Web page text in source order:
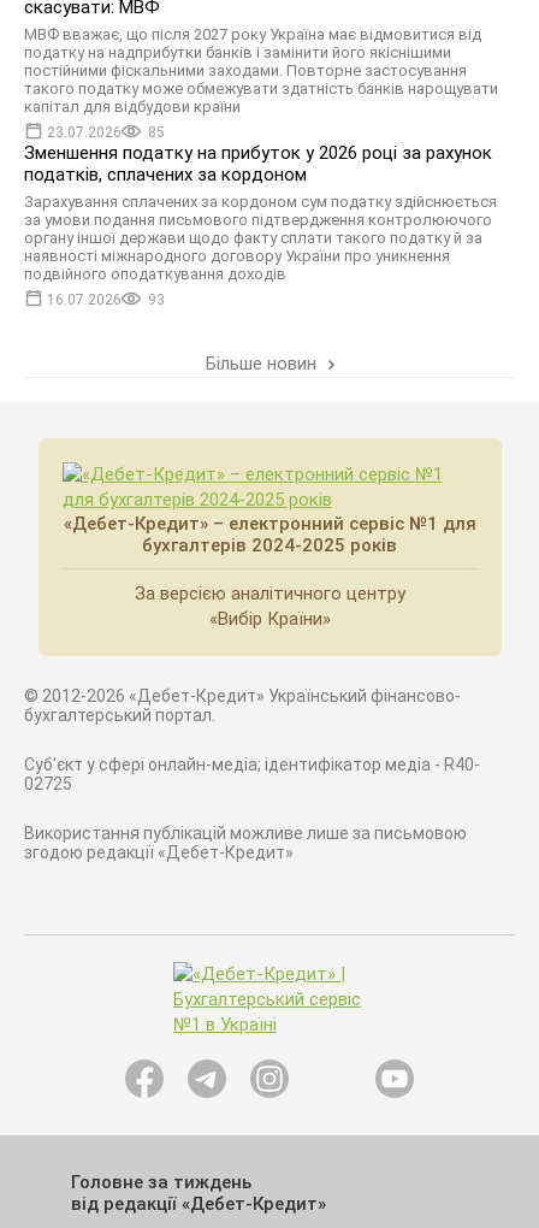
скасувати: МВФ
МВФ вважає, що після 2027 року Україна має відмовитися від
податку на надприбутки банків і замінити його якіснішими
постійними фіскальними заходами. Повторне застосування
такого податку може обмежувати здатність банків нарощувати
капітал для відбудови країни
23.07.2026 85
Зменшення податку на прибуток у 2026 році за рахунок
податків, сплачених за кордоном
Зарахування сплачених за кордоном сум податку здійснюється
за умови подання письмового підтвердження контролюючого
органу іншої держави щодо факту сплати такого податку й за
наявності міжнародного договору України про уникнення
подвійного оподаткування доходів
16.07.2026 93
Більше новин
«Дебет-Кредит» – електронний сервіс №1 для
бухгалтерів 2024-2025 років
За версією аналітичного центру
«Вибір Країни»
© 2012-2026 «Дебет-Кредит» Український фінансово-
бухгалтерський портал.
Суб'єкт у сфері онлайн-медіа; ідентифікатор медіа - R40-
02725
Використання публікацій можливе лише за письмовою
згодою редакції «Дебет-Кредит»
Головне за тиждень
від редакції «Дебет-Кредит»